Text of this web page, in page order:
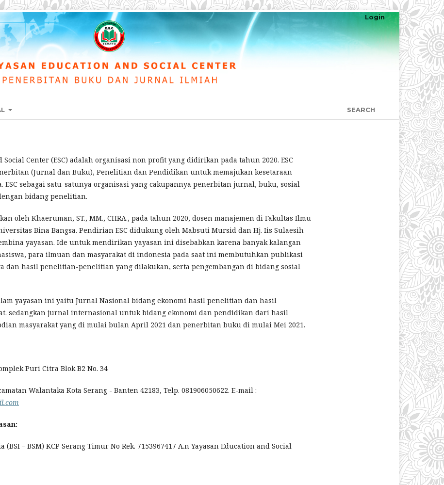
SEARCH
Login
Social Center (ESC) adalah organisasi non profit yang didirikan pada tahun 2020. ESC
(Jurnal dan Buku), Penelitian dan Pendidikan untuk memajukan kesetaraan
ESC sebagai satu-satunya organisasi yang cakupannya penerbitan jurnal, buku, sosial
bidang penelitian.
oleh Khaeruman, ST., MM., CHRA., pada tahun 2020, dosen manajemen di Fakultas Ilmu
Bina Bangsa. Pendirian ESC didukung oleh Mabsuti Mursid dan Hj. Iis Sulaesih
yayasan. Ide untuk mendirikan yayasan ini disebabkan karena banyak kalangan
para ilmuan dan masyarakat di indonesia pada saat ini membutuhkan publikasi
dan hasil penelitian-penelitian yang dilakukan, serta pengembangan di bidang sosial
yayasan ini yaitu Jurnal Nasional bidang ekonomi hasil penelitian dan hasil
sedangkan jurnal internasional untuk bidang ekonomi dan pendidikan dari hasil
masyarakat yang di mulai bulan April 2021 dan penerbitan buku di mulai Mei 2021.
Puri Citra Blok B2 No. 34
Walantaka Kota Serang - Banten 42183, Telp. 081906050622. E-mail :
:
– BSM) KCP Serang Timur No Rek. 7153967417 A.n Yayasan Education and Social